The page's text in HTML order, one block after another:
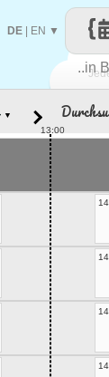
..in
DE EN ▼
▼
13:00